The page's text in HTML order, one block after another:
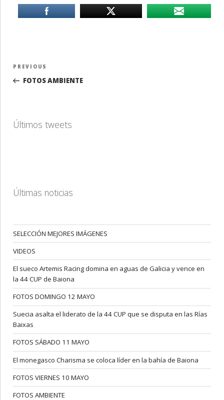
Navegación
entradas
Previous
Post
PREVIOUS
FOTOS AMBIENTE
Últimos tweets
Últimas noticias
SELECCIÓN MEJORES IMÁGENES
VIDEOS
El sueco Artemis Racing domina en aguas de Galicia y vence en
la 44 CUP de Baiona
FOTOS DOMINGO 12 MAYO
Suecia asalta el liderato de la 44 CUP que se disputa en las Rías
Baixas
FOTOS SÁBADO 11 MAYO
El monegasco Charisma se coloca líder en la bahía de Baiona
FOTOS VIERNES 10 MAYO
FOTOS AMBIENTE